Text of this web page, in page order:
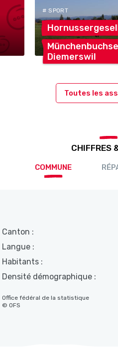
# SPORT
Diemerswil
Toutes les
CHIFFRES
COMMUNE
Canton :
Langue :
Habitants :
Densité démographique :
Office fédéral de la statistique
© OFS